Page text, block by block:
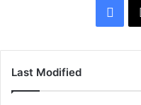
e
Last Modified